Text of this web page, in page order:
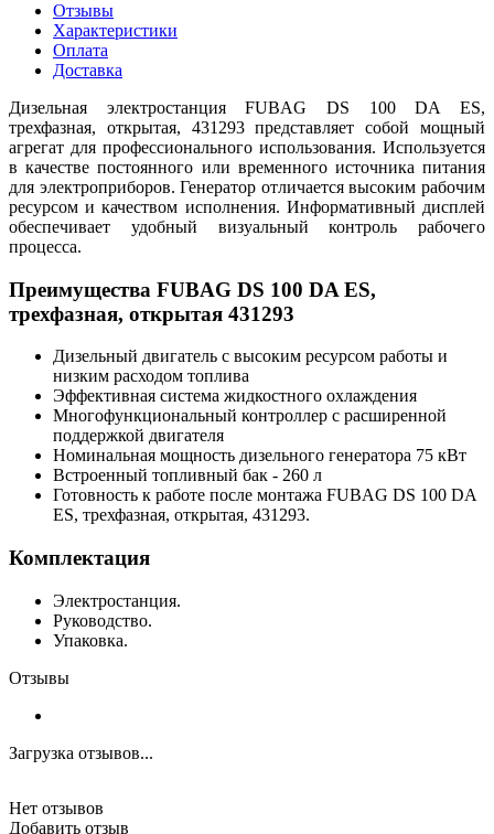
Отзывы
Характеристики
Оплата
Доставка
Дизельная электростанция FUBAG DS 100 DA ES,
трехфазная, открытая, 431293 представляет собой мощный
агрегат для профессионального использования. Используется
в качестве постоянного или временного источника питания
для электроприборов. Генератор отличается высоким рабочим
ресурсом и качеством исполнения. Информативный дисплей
обеспечивает удобный визуальный контроль рабочего
процесса.
Преимущества FUBAG DS 100 DA ES,
трехфазная, открытая 431293
Дизельный двигатель с высоким ресурсом работы и
низким расходом топлива
Эффективная система жидкостного охлаждения
Многофункциональный контроллер с расширенной
поддержкой двигателя
Номинальная мощность дизельного генератора 75 кВт
Встроенный топливный бак - 260 л
Готовность к работе после монтажа FUBAG DS 100 DA
ES, трехфазная, открытая, 431293.
Комплектация
Электростанция.
Руководство.
Упаковка.
Отзывы
Загрузка отзывов...
Нет отзывов
Добавить отзыв